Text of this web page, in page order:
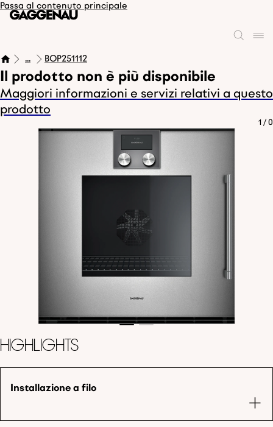
Passa al contenuto principale
... BOP251112
Il prodotto non è più disponibile
Maggiori informazioni e servizi relativi a questo
prodotto
1 / 0
Highlights
Installazione a filo